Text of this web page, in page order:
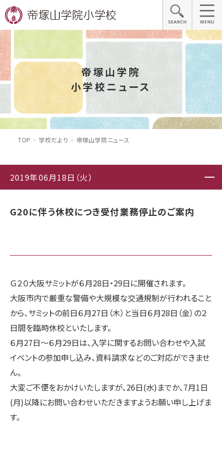
帝塚山学院
小学校ニュース
TOP 学校だより 帝塚山学院ニュース
2019年06月18日（火）
G20に伴う休校につき受付業務停止のご案内
Ｇ２０大阪サミットが６月28日・29日に開催されます。
大阪市内で厳重な警備や大規模な交通規制が行われること
から、サミットの前日６月27日（木）と当日６月28日（金）の２
日間を臨時休校といたします。
６月27日〜６月29日は、入学に関するお問い合わせや入試
イベントの参加申し込み、資料請求などのご対応ができませ
ん。
大変ご不便をおかけいたしますが、26日(水)までか、7月1日
(月)以降にお問い合わせいただきますようお願い申し上げま
す。